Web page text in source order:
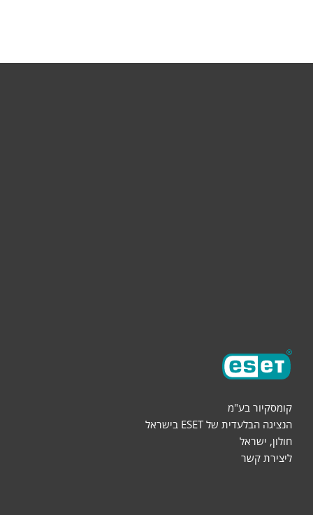
קומסקיור בע"מ
הנציגה הבלעדית של ESET בישראל
חולון, ישראל
ליצירת קשר